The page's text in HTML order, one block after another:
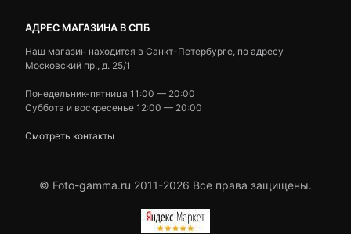
АДРЕС МАГАЗИНА В СПБ
Наш магазин находится в Санкт-Петербурге, по адресу
Московский пр., д. 25/1
Понедельник-пятница 11:00 — 20:00
Суббота и воскресенье 12:00 — 20:00
Смотреть контакты
© Foto-gamma.ru 2011-2026 Все права защищены.